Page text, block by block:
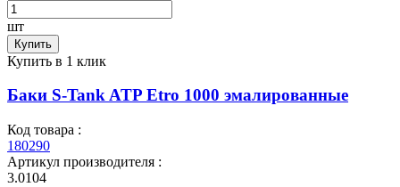
шт
Купить
Купить в 1 клик
Баки S-Tank ATP Etro 1000 эмалированные
Код товара :
180290
Артикул производителя :
3.0104